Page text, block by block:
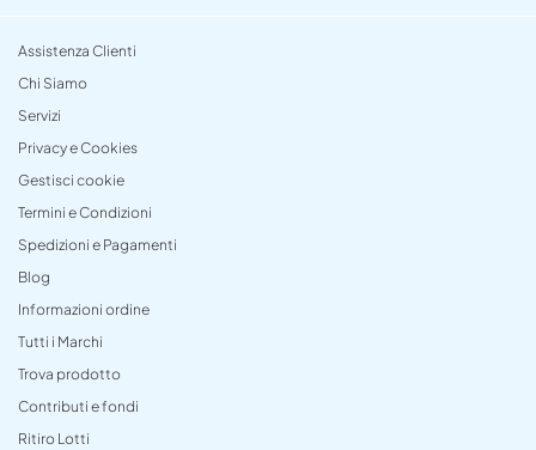
Assistenza Clienti
Chi Siamo
Servizi
Privacy e Cookies
Gestisci cookie
Termini e Condizioni
Spedizioni e Pagamenti
Blog
Informazioni ordine
Tutti i Marchi
Trova prodotto
Contributi e fondi
Ritiro Lotti